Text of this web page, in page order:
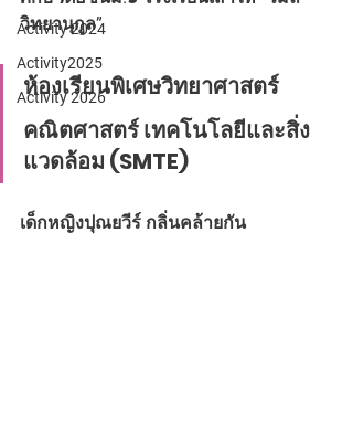
Activity 2024
Activity2025
Activity 2026
วิทยานุกูล”
ห้องเรียนพิเศษวิทยาศาสตร์
คณิตศาสตร์ เทคโนโลยีและสิ่ง
แวดล้อม (SMTE)
เด็กหญิงปุณยวีร์ กลิ่นคล้ายกัน